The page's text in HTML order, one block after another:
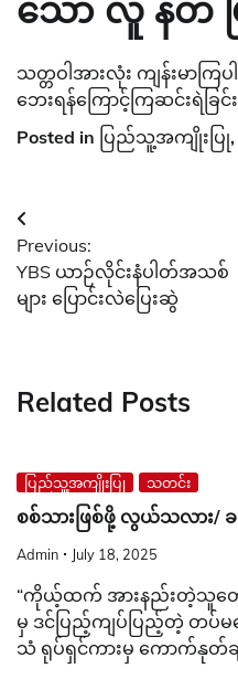
သော လူ နတ် ဗ
သတ္တဝါအားလုံး ကျန်းမာကြပ
ဘေးရန်ကြောင့်ကြဆင်းရဲခြင်
Posted in ပြည်သူ့အကျိုးပြု,
Post
navigation
Previous:
YBS ယာဉ်လိုင်းနံပါတ်အသစ်
များ ပြောင်းလဲပြေးဆွဲ
Related Posts
ပြည်သူ့အကျိုးပြု သတင်း
စစ်သားဖြစ်ဖို့ လွယ်သလား/
Admin July 18, 2025
“ကိုယ့်ထက် အားနည်းတဲ့
မှ ဒင်ပြည့်ကျပ်ပြည့်တဲ့ တပ်မ
သံ ရုပ်ရှင်ကားမှ ကောက်နုတ်